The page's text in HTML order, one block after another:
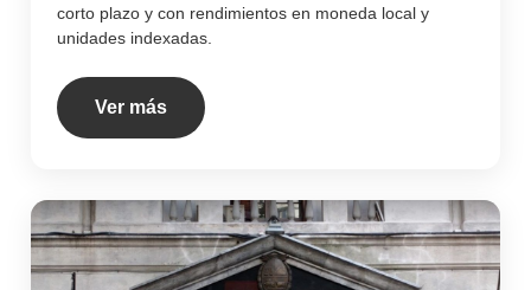
corto plazo y con rendimientos en moneda local y
unidades indexadas.
Ver más